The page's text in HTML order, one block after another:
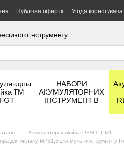
Публічна оферта
Угода користувача
інструменту
ТМ
FGT
НАБОРИ
АКУМУЛЯТОРНИХ
ІНСТРУМЕНТІВ
Акумуляторна лінійка REVOLT М1
для металу MPS1,5 для мультиінструменту